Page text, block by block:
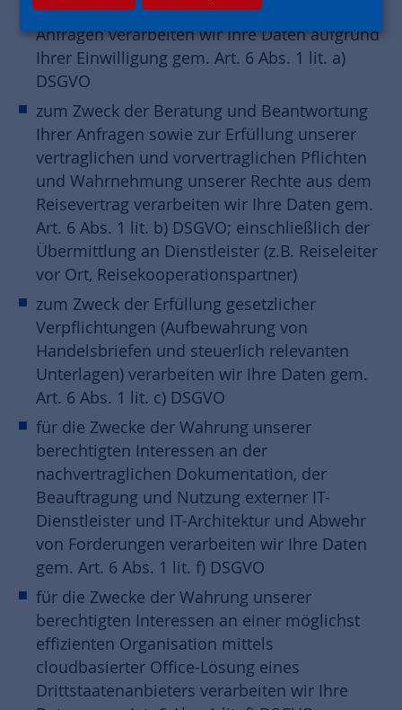
der Beratung und Beantwortung Ihrer
Anfragen verarbeiten wir Ihre Daten aufgrund
Ihrer Einwilligung gem. Art. 6 Abs. 1 lit. a)
DSGVO
zum Zweck der Beratung und Beantwortung
Ihrer Anfragen sowie zur Erfüllung unserer
vertraglichen und vorvertraglichen Pflichten
und Wahrnehmung unserer Rechte aus dem
Reisevertrag verarbeiten wir Ihre Daten gem.
Art. 6 Abs. 1 lit. b) DSGVO; einschließlich der
Übermittlung an Dienstleister (z.B. Reiseleiter
vor Ort, Reisekooperationspartner)
zum Zweck der Erfüllung gesetzlicher
Verpflichtungen (Aufbewahrung von
Handelsbriefen und steuerlich relevanten
Unterlagen) verarbeiten wir Ihre Daten gem.
Art. 6 Abs. 1 lit. c) DSGVO
für die Zwecke der Wahrung unserer
berechtigten Interessen an der
nachvertraglichen Dokumentation, der
Beauftragung und Nutzung externer IT-
Dienstleister und IT-Architektur und Abwehr
von Forderungen verarbeiten wir Ihre Daten
gem. Art. 6 Abs. 1 lit. f) DSGVO
für die Zwecke der Wahrung unserer
berechtigten Interessen an einer möglichst
effizienten Organisation mittels
cloudbasierter Office-Lösung eines
Drittstaatenanbieters verarbeiten wir Ihre